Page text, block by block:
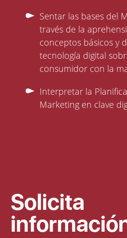
Sentar las bases del
través de la
conceptos básicos y
tecnología digital
consumidor con la
Interpretar la
Marketing en clave
Solicita